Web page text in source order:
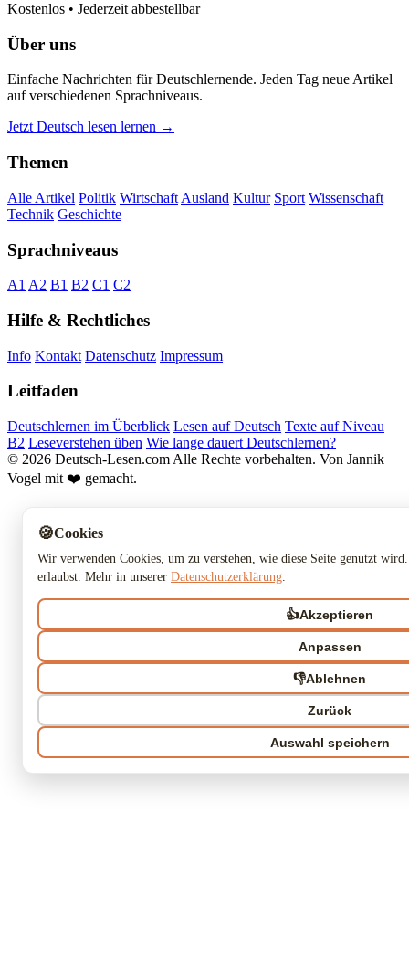
Kostenlos • Jederzeit abbestellbar
Über uns
Einfache Nachrichten für Deutschlernende. Jeden Tag neue Artikel
auf verschiedenen Sprachniveaus.
Jetzt Deutsch lesen lernen →
Themen
Alle Artikel Politik Wirtschaft Ausland Kultur Sport Wissenschaft
Technik Geschichte
Sprachniveaus
A1 A2 B1 B2 C1 C2
Hilfe & Rechtliches
Info Kontakt Datenschutz Impressum
Leitfaden
Deutschlernen im Überblick Lesen auf Deutsch Texte auf Niveau
B2 Leseverstehen üben Wie lange dauert Deutschlernen?
© 2026 Deutsch-Lesen.com Alle Rechte vorbehalten. Von Jannik
Vogel mit ❤️ gemacht.
🍪Cookies
Wir verwenden Cookies, um zu verstehen, wie diese Seite genutzt
erlaubst. Mehr in unserer Datenschutzerklärung
👍Akzeptieren
Anpassen
👎Ablehnen
Zurück
Auswahl speichern